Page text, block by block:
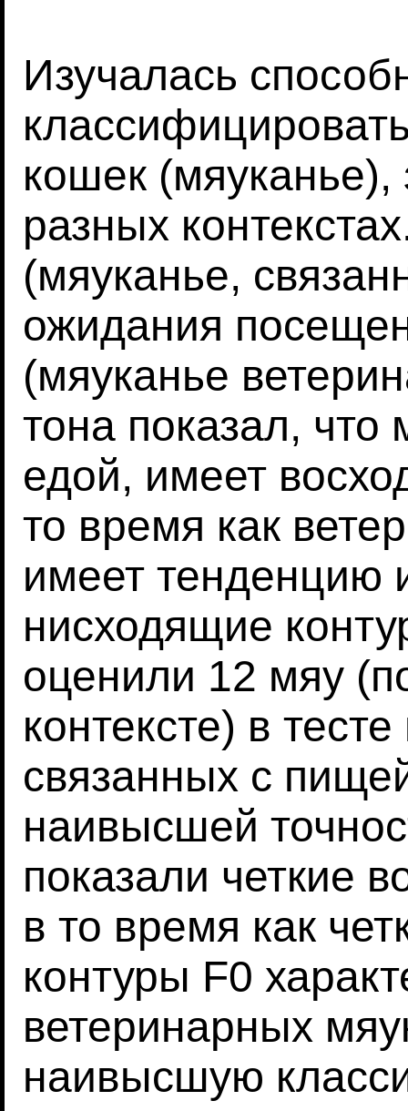
Изучалась
кошек
разных
(мяуканье,
ожидания
(мяуканье
тона показал, что
едой, имеет
то время как
имеет тенденцию
нисходящие
оценили 12 мяу
контексте) в
связанных с
наивысшей
показали четкие
в то время как
контуры F0
ветеринарных
наивысшую